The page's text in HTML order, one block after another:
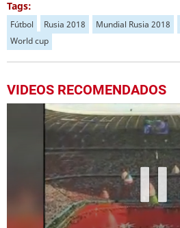
Tags:
Fútbol Rusia 2018 Mundial Rusia 2018
World cup
VIDEOS RECOMENDADOS